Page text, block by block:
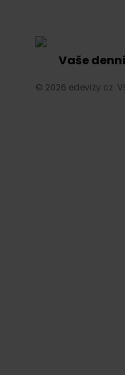
Vaše
© 2026 edevizy.cz.